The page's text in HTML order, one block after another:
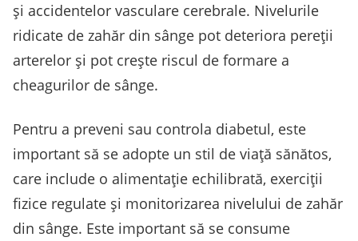
și accidentelor vasculare cerebrale. Nivelurile
ridicate de zahăr din sânge pot deteriora pereții
arterelor și pot crește riscul de formare a
cheagurilor de sânge.
Pentru a preveni sau controla diabetul, este
important să se adopte un stil de viață sănătos,
care include o alimentație echilibrată, exerciții
fizice regulate și monitorizarea nivelului de zahăr
din sânge. Este important să se consume